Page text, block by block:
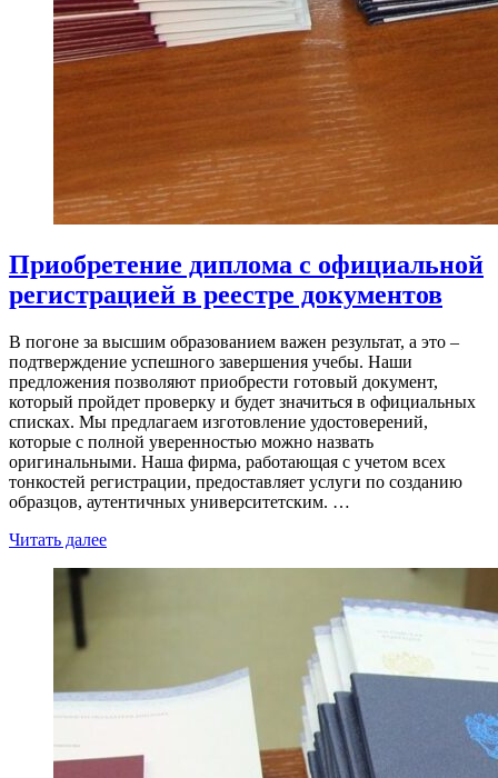
Приобретение диплома с официальной
регистрацией в реестре документов
В погоне за высшим образованием важен результат, а это –
подтверждение успешного завершения учебы. Наши
предложения позволяют приобрести готовый документ,
который пройдет проверку и будет значиться в официальных
списках. Мы предлагаем изготовление удостоверений,
которые с полной уверенностью можно назвать
оригинальными. Наша фирма, работающая с учетом всех
тонкостей регистрации, предоставляет услуги по созданию
образцов, аутентичных университетским. …
Читать далее